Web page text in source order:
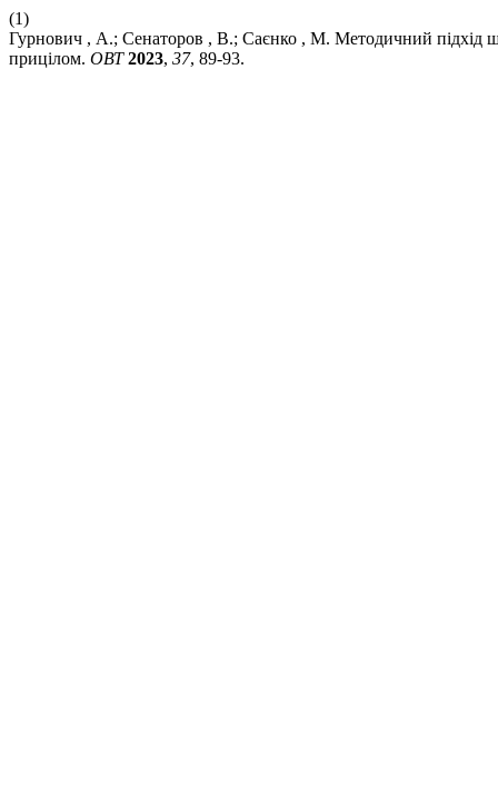
(1)
Гурнович , А.; Сенаторов , В.; Саєнко , М. Методичний підхід
прицілом. ОВТ 2023, 37, 89-93.